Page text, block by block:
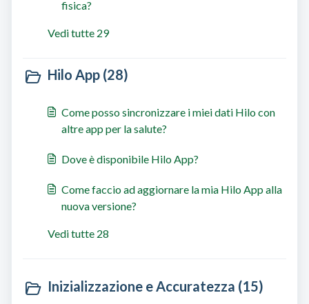
fisica?
Vedi tutte 29
Hilo App (28)
Come posso sincronizzare i miei dati Hilo con
altre app per la salute?
Dove è disponibile Hilo App?
Come faccio ad aggiornare la mia Hilo App alla
nuova versione?
Vedi tutte 28
Inizializzazione e Accuratezza (15)